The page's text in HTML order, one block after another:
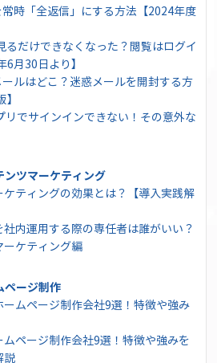
時「全返信」にする方法【2024年度
だけできなくなった？閲覧はログイ
6月30日より】
ルはどこ？迷惑メールを開封する方
でサインインできない！その意外な
ンツマーケティング
ケティングの効果とは？【導入実践解
社内運用する際の専任者は誰がいい？
ケティング編
ページ制作
ームページ制作会社9選！特徴や強み
ムページ制作会社9選！特徴や強みを
説